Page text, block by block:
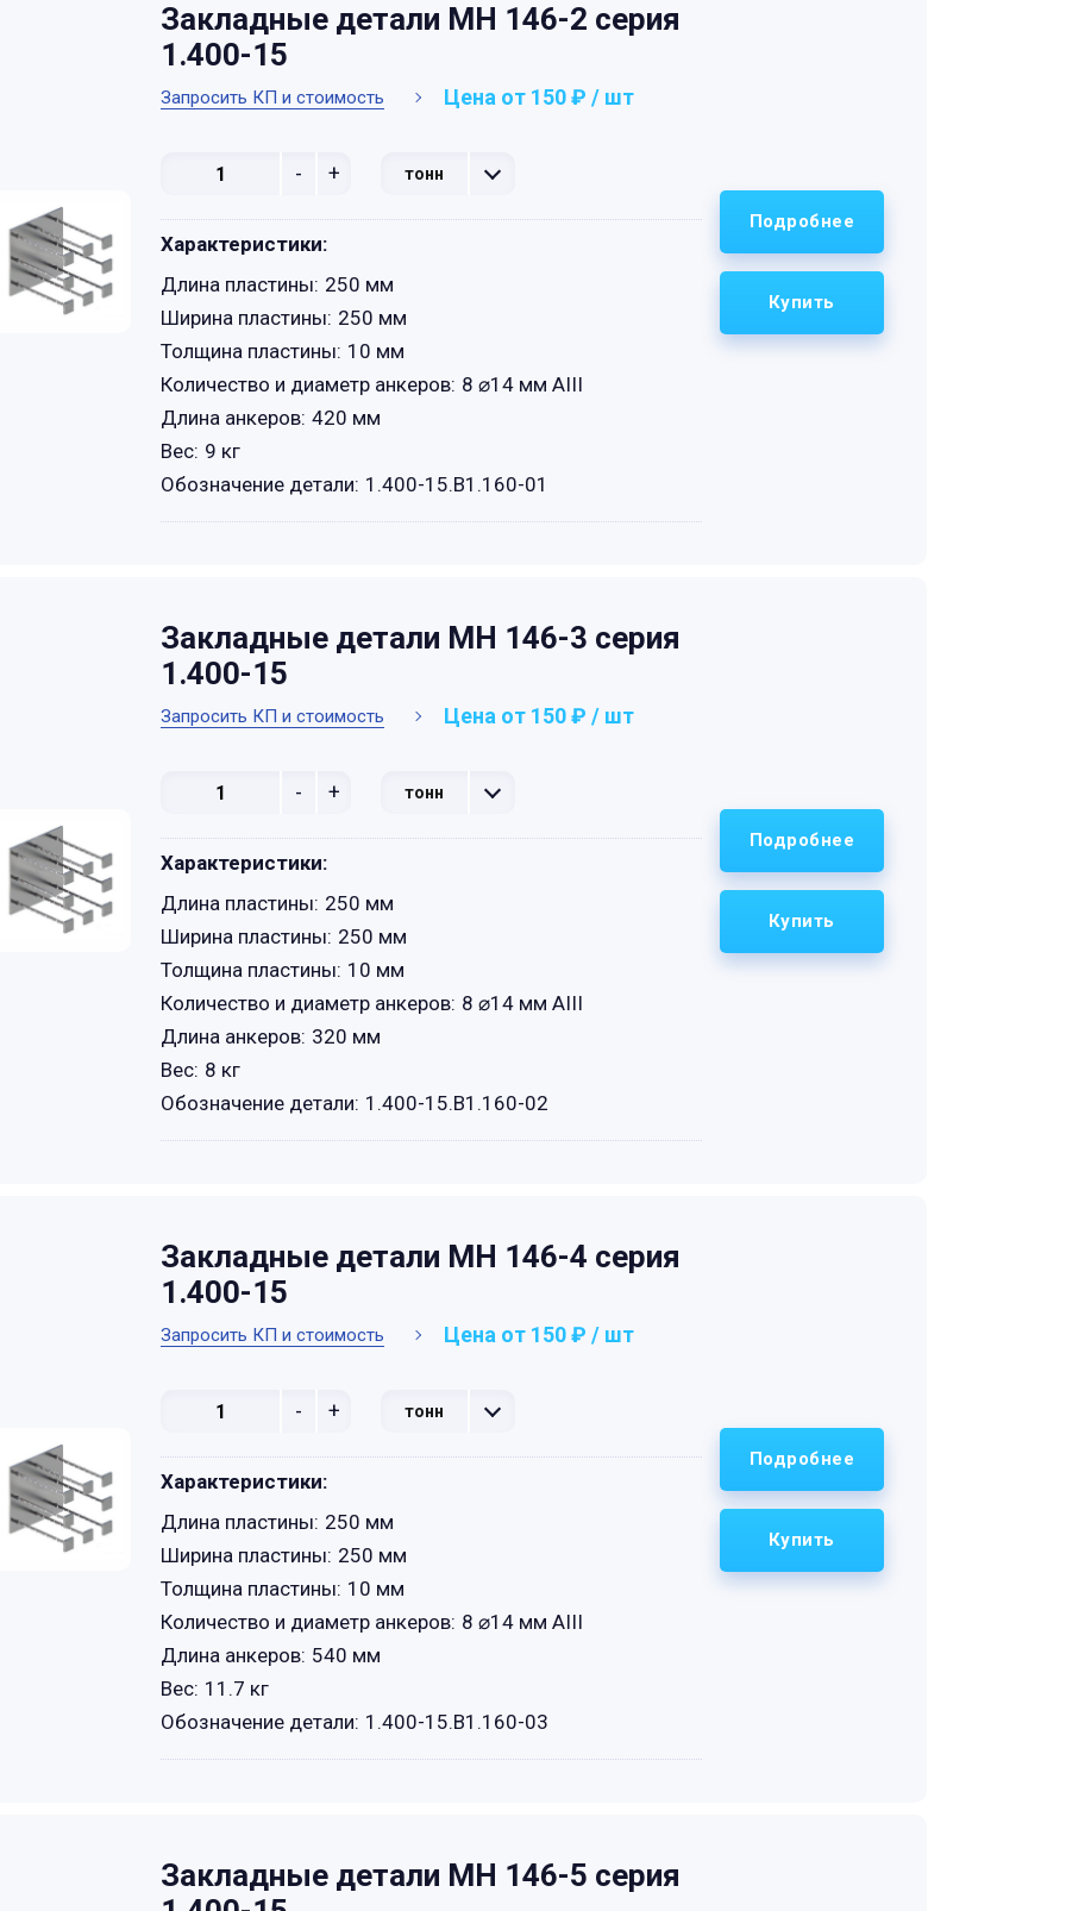
Закладные детали МН 146-2 серия
1.400-15
Запросить КП и стоимость Цена от 150 ₽ / шт
- + тонн
Характеристики:
Длина пластины: 250 мм
Ширина пластины: 250 мм
Толщина пластины: 10 мм
Количество и диаметр анкеров: 8 ⌀14 мм АIII
Длина анкеров: 420 мм
Вес: 9 кг
Обозначение детали: 1.400-15.B1.160-01
Подробнее
Купить
Закладные детали МН 146-3 серия
1.400-15
Запросить КП и стоимость Цена от 150 ₽ / шт
- + тонн
Характеристики:
Длина пластины: 250 мм
Ширина пластины: 250 мм
Толщина пластины: 10 мм
Количество и диаметр анкеров: 8 ⌀14 мм АIII
Длина анкеров: 320 мм
Вес: 8 кг
Обозначение детали: 1.400-15.B1.160-02
Подробнее
Купить
Закладные детали МН 146-4 серия
1.400-15
Запросить КП и стоимость Цена от 150 ₽ / шт
- + тонн
Характеристики:
Длина пластины: 250 мм
Ширина пластины: 250 мм
Толщина пластины: 10 мм
Количество и диаметр анкеров: 8 ⌀14 мм АIII
Длина анкеров: 540 мм
Вес: 11.7 кг
Обозначение детали: 1.400-15.B1.160-03
Подробнее
Купить
Закладные детали МН 146-5 серия